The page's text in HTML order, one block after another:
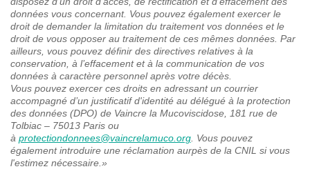
données vous concernant. Vous pouvez également exercer le
droit de demander la limitation du traitement vos données et le
droit de vous opposer au traitement de ces mêmes données. Par
ailleurs, vous pouvez définir des directives relatives à la
conservation, à l’effacement et à la communication de vos
données à caractère personnel après votre décès.
Vous pouvez exercer ces droits en adressant un courrier
accompagné d’un justificatif d'identité au délégué à la protection
des données (DPO) de Vaincre la Mucoviscidose, 181 rue de
Tolbiac – 75013 Paris ou
à protectiondonnees@vaincrelamuco.org . Vous pouvez
également introduire une réclamation aurpès de la CNIL si vous
l'estimez nécessaire.»